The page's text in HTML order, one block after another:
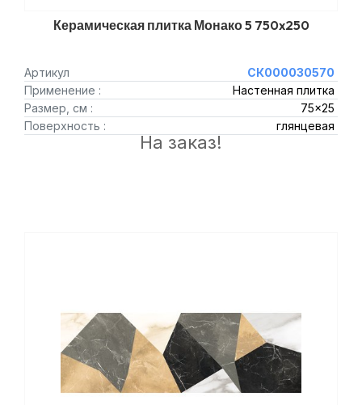
Керамическая плитка Монако 5 750x250
Артикул
СК000030570
Применение :
Настенная плитка
Размер, см :
75x25
Поверхность :
глянцевая
На заказ!